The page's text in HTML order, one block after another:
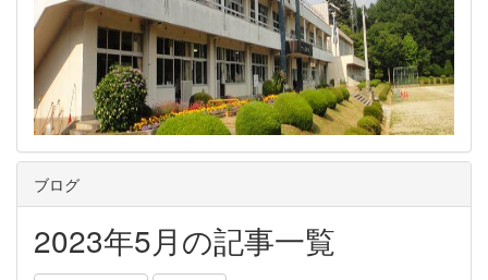
ブログ
2023年5月の記事一覧